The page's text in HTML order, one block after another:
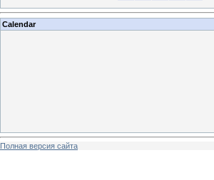
Calendar
Полная версия сайта